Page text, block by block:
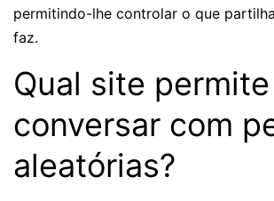
permitindo-lhe controlar o que
faz.
Qual site permite
conversar com
aleatórias?